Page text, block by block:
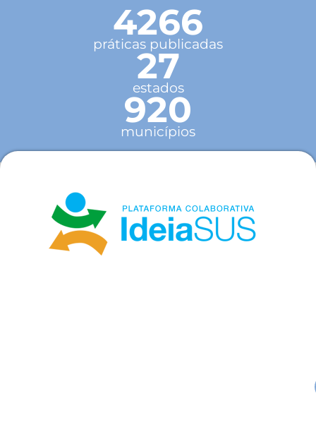
4266
práticas publicadas
27
estados
920
municípios